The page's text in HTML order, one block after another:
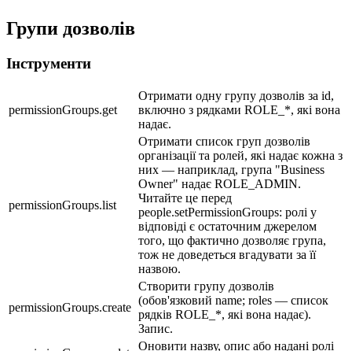
Групи дозволів
Інструменти
permissionGroups.get
Отримати одну групу дозволів за id,
включно з рядками ROLE_*, які вона
надає.
permissionGroups.list
Отримати список груп дозволів
організації та ролей, які надає кожна з
них — наприклад, група "Business
Owner" надає ROLE_ADMIN.
Читайте це перед
people.setPermissionGroups: ролі у
відповіді є остаточним джерелом
того, що фактично дозволяє група,
тож не доведеться вгадувати за її
назвою.
permissionGroups.create
Створити групу дозволів
(обов'язковий name; roles — список
рядків ROLE_*, які вона надає).
Запис.
Оновити назву, опис або надані ролі